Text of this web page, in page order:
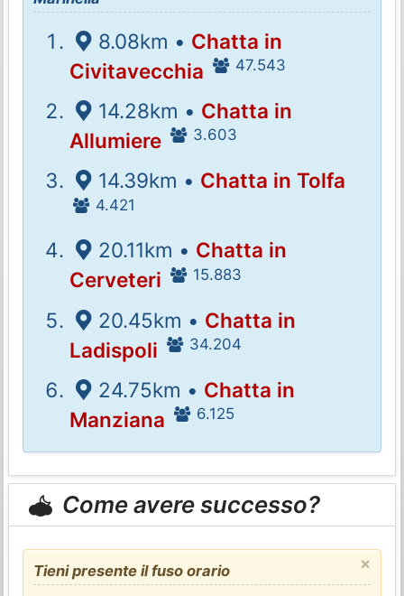
8.08km • Chatta in
Civitavecchia
47.543
14.28km • Chatta in
Allumiere
3.603
14.39km • Chatta in Tolfa
4.421
20.11km • Chatta in
Cerveteri
15.883
20.45km • Chatta in
Ladispoli
34.204
24.75km • Chatta in
Manziana
6.125
Come avere successo?
×
Tieni presente il fuso orario